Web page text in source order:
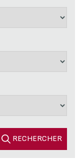
RECHERCHER